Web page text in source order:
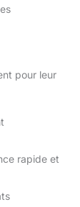
pour leur
rapide et